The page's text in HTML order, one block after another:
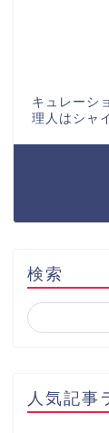
キュレーシ
理人はシャ
検索
人気記事